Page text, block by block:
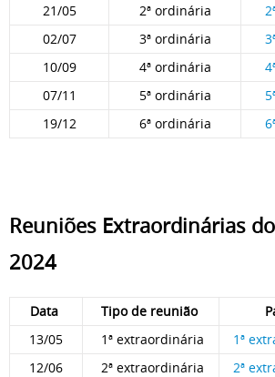
21/05
2ª ordinária
02/07
3ª ordinária
10/09
4ª ordinária
07/11
5ª ordinária
19/12
6ª ordinária
Reuniões Extraordinárias
2024
Data Tipo de reunião
13/05
1ª extraordinária 1ª
12/06
2ª extraordinária 2ª